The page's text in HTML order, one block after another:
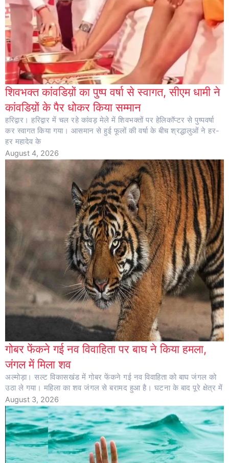
शिवभक्त कांवडिय़ों का पुष्प वर्षा से स्वागत, सीएम धामी ने
कांवडिय़ों के पैर धोकर किया सम्मान
हरिद्वार। हरिद्वार में चल रहे कांवड़ मेले में शिवभक्तों पर हेलिकॉप्टर से पुष्पवर्षा
कर स्वागत किया गया। आसमान से हुई फूलों की वर्षा के बीच श्रद्धालुओं ने हर-
हर महादेव के
August 4, 2026
गोबर फेंकने गई नव विवाहिता पर बाघ ने किया हमला,
जंगल में मिला शव
अल्मोड़ा। सल्ट विकासखंड में गोबर फेंकने गई नव विवाहिता को बाघ जंगल को
उठा ले गया। महिला का शव जंगल से बरामद हुआ है। घटना के बाद पूरे क्षेत्र में
August 3, 2026